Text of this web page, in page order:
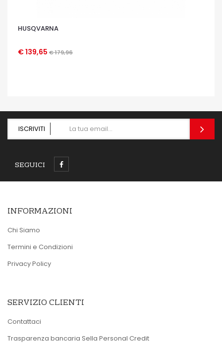
HUSQVARNA
€ 139,65 € 179,96
OCCHIATA VELOCE
ISCRIVITI
SEGUICI
INFORMAZIONI
Chi Siamo
Termini e Condizioni
Privacy Policy
SERVIZIO CLIENTI
Contattaci
Trasparenza bancaria Sella Personal Credit